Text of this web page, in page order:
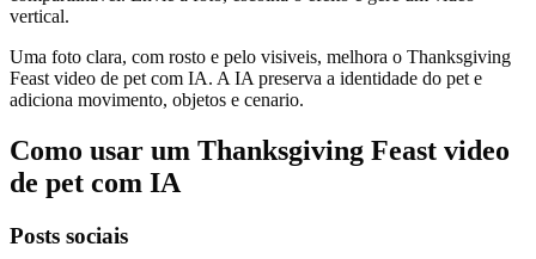
vertical.
Uma foto clara, com rosto e pelo visiveis, melhora o Thanksgiving
Feast video de pet com IA. A IA preserva a identidade do pet e
adiciona movimento, objetos e cenario.
Como usar um Thanksgiving Feast video
de pet com IA
Posts sociais